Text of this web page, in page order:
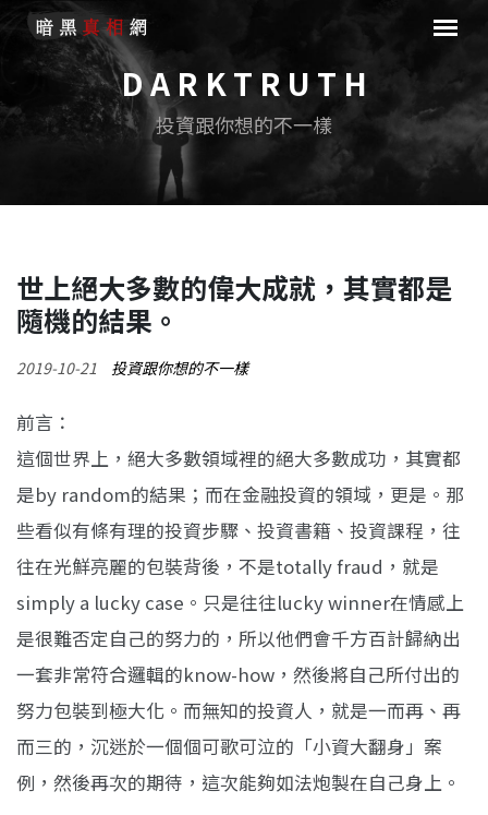
D A R K T R U T H
投資跟你想的不一樣
世上絕大多數的偉大成就，其實都是
隨機的結果。
2019-10-21 投資跟你想的不一樣
前言：
這個世界上，絕大多數領域裡的絕大多數成功，其實都
是by random的結果；而在金融投資的領域，更是。那
些看似有條有理的投資步驟、投資書籍、投資課程，往
往在光鮮亮麗的包裝背後，不是totally fraud，就是
simply a lucky case。只是往往lucky winner在情感上
是很難否定自己的努力的，所以他們會千方百計歸納出
一套非常符合邏輯的know-how，然後將自己所付出的
努力包裝到極大化。而無知的投資人，就是一而再、再
而三的，沉迷於一個個可歌可泣的「小資大翻身」案
例， 然後再次的期待，這次能夠如法炮製在自己身上。